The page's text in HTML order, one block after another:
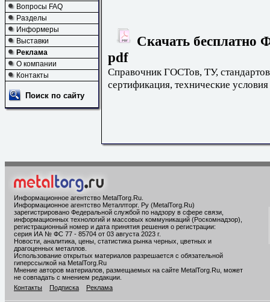
Вопросы FAQ
Разделы
Информеры
Выставки
Реклама
О компании
Контакты
Поиск по сайту
Скачать бесплатно
pdf
Справочник ГОСТов, ТУ,
сертификация, технические условия
Информационное агентство MetalTorg.Ru
Информационное агентство Металлторг. Ру (MetalTorg.Ru)
зарегистрировано Федеральной службой по надзору в сфере связи,
информационных технологий и массовых коммуникаций (Роскомнадзор),
регистрационный номер и дата принятия решения о регистрации:
серия ИА № ФС 77 - 85704 от 03 августа 2023 г.
Новости, аналитика, цены, статистика рынка черных, цветных и
драгоценных металлов.
Использование открытых материалов разрешается с обязательной
гиперссылкой на MetalTorg.Ru
Мнение авторов материалов, размещаемых на сайте MetalTorg.Ru, может
не совпадать с мнением редакции.
Контакты
Подписка Реклама